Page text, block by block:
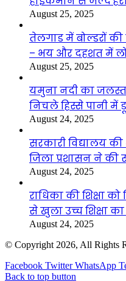
August 25, 2025
तेलगाड में बोल्डरों की
– भय और दहशत में
August 25, 2025
यमुना नदी का
निचले हिस्से पानी में
August 24, 2025
सरकारी विद्यालय
जिला प्रशासन ने की
August 24, 2025
राधिका की शिक्षा
से खुला उच्च शिक्षा का
August 24, 2025
© Copyright 2026, All Rights
Facebook Twitter WhatsApp
Back to top button